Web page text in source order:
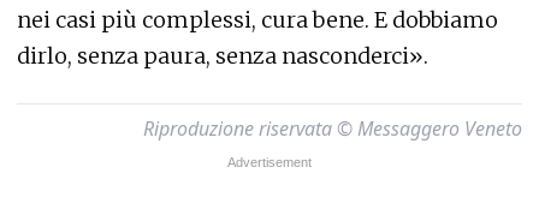
nei casi più complessi, cura bene. E dobbiamo
dirlo, senza paura, senza nasconderci».
Riproduzione riservata © Messaggero Veneto